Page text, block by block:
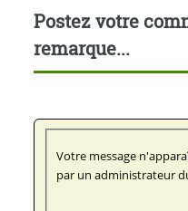
Postez votre
remarque...
Votre message
par un administrateur